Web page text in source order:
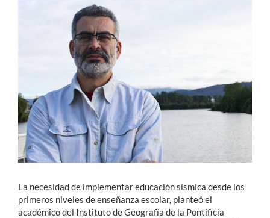
La necesidad de implementar educación sísmica desde los
primeros niveles de enseñanza escolar, planteó el
académico del Instituto de Geografía de la Pontificia